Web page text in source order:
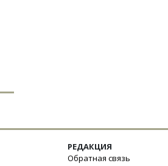
РЕДАКЦИЯ
Обратная связь